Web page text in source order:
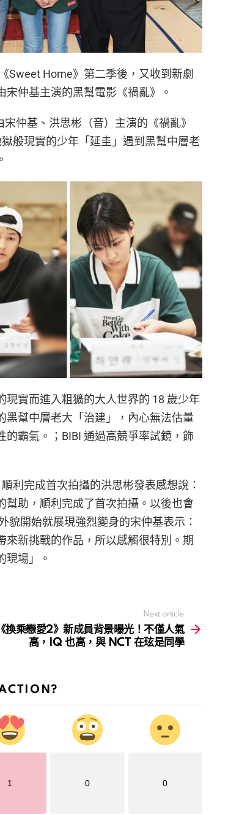
Sweet Home》第二季後，又收到新劇
宋仲基主演的黑幫電影《禍亂》。
仲基、洪思彬（音）主演的《禍亂》
般現實的少年「延圭」遇到黑幫中層老
實而進入粗獷的大人世界的 18 歲少年
黑幫中層老大「治建」，內心無法估量
霸氣。；BIBI 通過高競爭率試鏡，飾
利完成首次拍攝的洪思彬發表感想說：
幫助，順利完成了首次拍攝。以後也會
貌開始就展現強烈變身的宋仲基表示：
來新挑戰的作品，所以感觸很特別。期
現場」。
Next article
《換乘戀愛2》新成員背景曝光！不僅人氣
高，IQ 也高，與 NCT 在玹是同學
1 0 0